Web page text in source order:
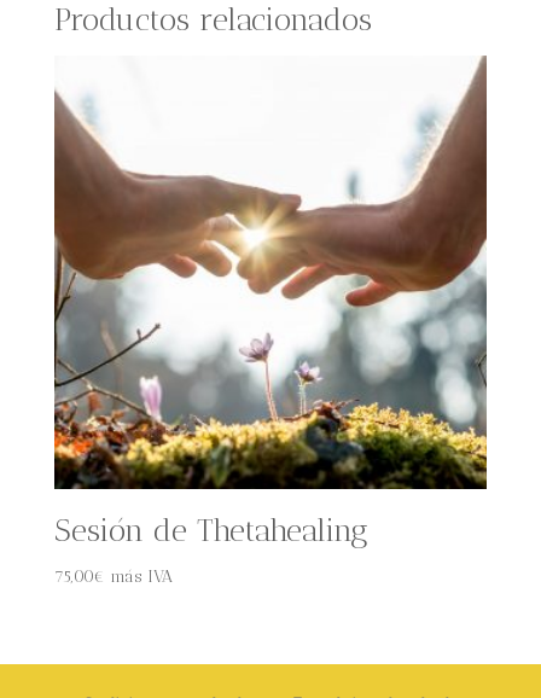
Productos relacionados
Sesión de Thetahealing
75,00€ más IVA